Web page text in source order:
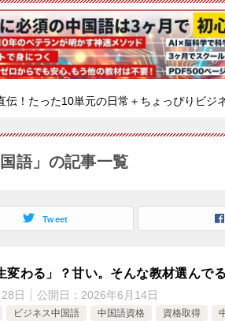
伝！たった10単元の日常＋ちょっぴりビジ
国語」の記事一覧
Tweet
変わる」？甘い。そんな教材選んで
日 公開日： 2026年6月14日
ビジネス中国語 中国語資格 資格取得